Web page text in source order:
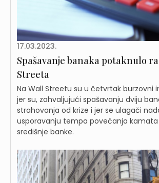
17.03.2023.
Spašavanje banaka potaknulo
Streeta
Na Wall Streetu su u četvrtak burzovni
jer su, zahvaljujući spašavanju dviju
strahovanja od krize i jer se ulagači
usporavanju tempa povećanja
središnje banke.